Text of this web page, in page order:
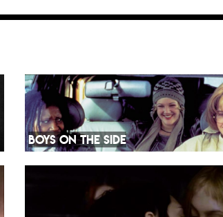
BOYS ON THE SIDE